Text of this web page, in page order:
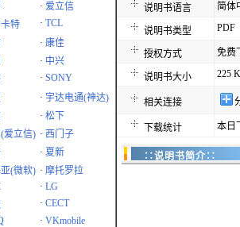
· 爱立信
特 · TCL
· 康佳
· 中兴
· SONY
· 宇达电通(神达)
· 松下
爱立信) · 西门子
· 夏新
(微软) · 摩托罗拉
· LG
· CECT
· VKmobile
说明书语言 简体
说明书类型 PDF
授权方式 免费
说明书大小 225
相关连接
下载统计 本日
∷说明书简介∷